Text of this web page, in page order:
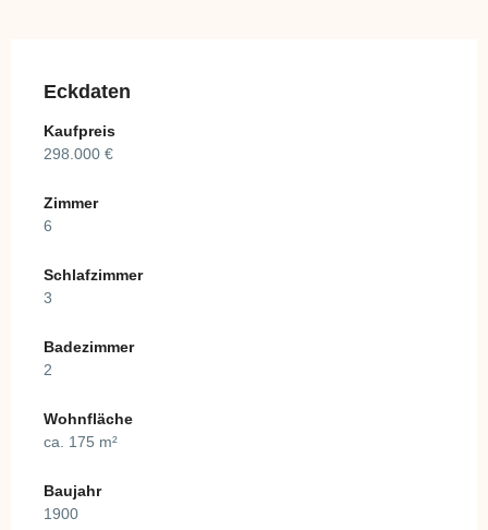
Eckdaten
Kaufpreis
298.000 €
Zimmer
6
Schlafzimmer
3
Badezimmer
2
Wohnfläche
ca. 175 m²
Baujahr
1900